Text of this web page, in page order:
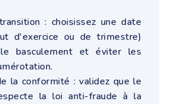
: choisissez une date
d'exercice ou de trimestre)
basculement et éviter les
la conformité : validez que le
la loi anti-fraude à la